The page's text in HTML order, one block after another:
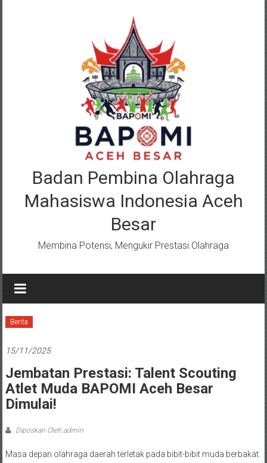
Badan Pembina Olahraga
Mahasiswa Indonesia Aceh
Besar
Membina Potensi, Mengukir Prestasi Olahraga
Berita
15/11/2025
Jembatan Prestasi: Talent Scouting
Atlet Muda BAPOMI Aceh Besar
Dimulai!
Diposkan Oleh:admin
Masa depan olahraga daerah terletak pada bibit-bibit muda berbakat.